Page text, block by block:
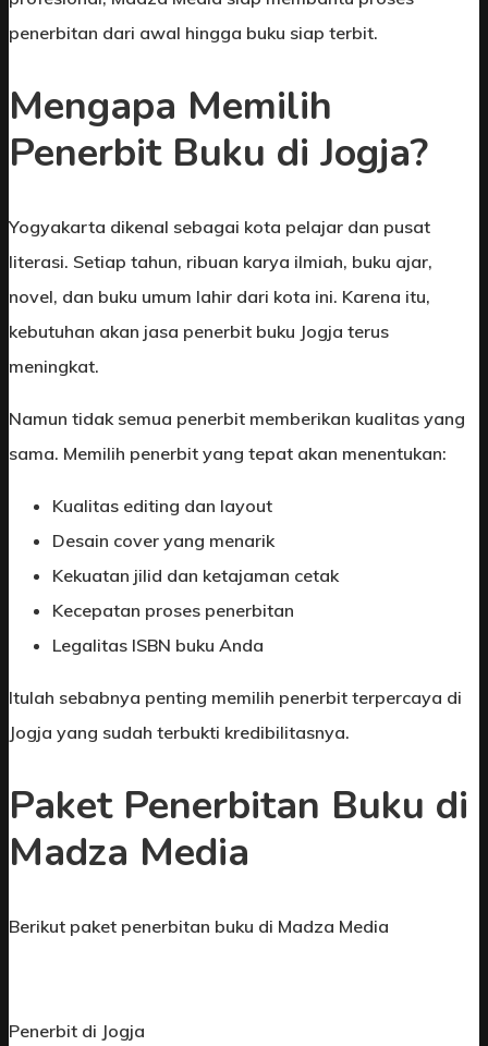
penerbitan dari awal hingga buku siap terbit.
Mengapa Memilih
Penerbit Buku di Jogja?
Yogyakarta dikenal sebagai kota pelajar dan pusat
literasi. Setiap tahun, ribuan karya ilmiah, buku ajar,
novel, dan buku umum lahir dari kota ini. Karena itu,
kebutuhan akan jasa penerbit buku Jogja terus
meningkat.
Namun tidak semua penerbit memberikan kualitas yang
sama. Memilih penerbit yang tepat akan menentukan:
Kualitas editing dan layout
Desain cover yang menarik
Kekuatan jilid dan ketajaman cetak
Kecepatan proses penerbitan
Legalitas ISBN buku Anda
Itulah sebabnya penting memilih penerbit terpercaya di
Jogja yang sudah terbukti kredibilitasnya.
Paket Penerbitan Buku di
Madza Media
Berikut paket penerbitan buku di Madza Media
Penerbit di Jogja